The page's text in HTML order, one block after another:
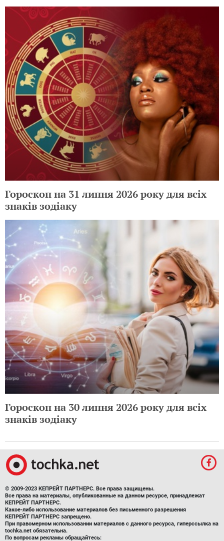
Гороскоп на 31 липня 2026 року для всіх
знаків зодіаку
Гороскоп на 30 липня 2026 року для всіх
знаків зодіаку
© 2009-2023 КЕПРЕЙТ ПАРТНЕРС. Все права защищены.
Все права на материалы, опубликованные на данном ресурсе, принадлежат
КЕПРЕЙТ ПАРТНЕРС.
Какое-либо использование материалов без письменного разрешения
КЕПРЕЙТ ПАРТНЕРС запрещено.
При правомерном использовании материалов с данного ресурса, гиперссылка на
tochka.net обязательна.
По вопросам рекламы обращайтесь: